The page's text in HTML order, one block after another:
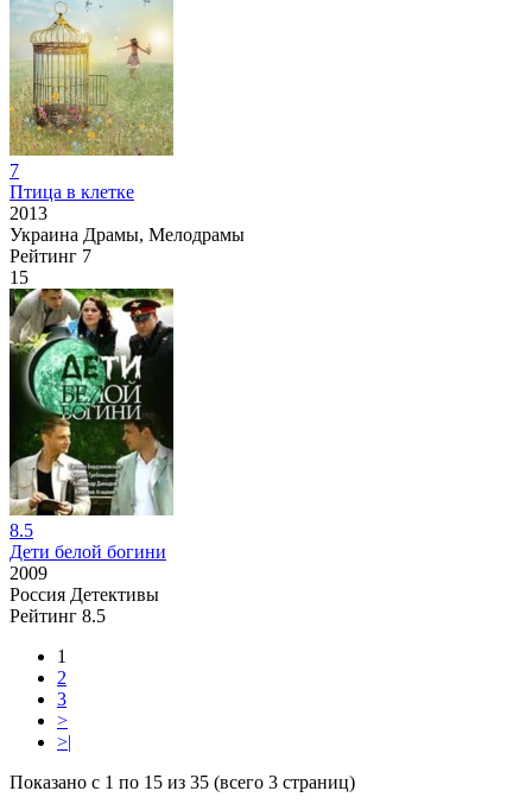
7
Птица в клетке
2013
Украина Драмы, Мелодрамы
Рейтинг 7
15
8.5
Дети белой богини
2009
Россия Детективы
Рейтинг 8.5
1
2
3
>
>|
Показано с 1 по 15 из 35 (всего 3 страниц)